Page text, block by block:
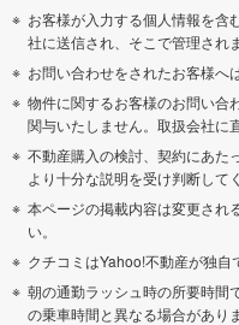
お客様が入力する個人情報を含
社に送信され、そこで管理されま
お問い合わせをされたお客様へ
物件に関するお客様のお問い合
関与いたしません。取扱会社に
不動産購入の検討、契約にあた
より十分な説明を受け判断して
本ページの掲載内容は変更され
い。
クチコミはYahoo!不動産が独自
朝の通勤ラッシュ時の所要時間
の乗車時間と異なる場合がありま